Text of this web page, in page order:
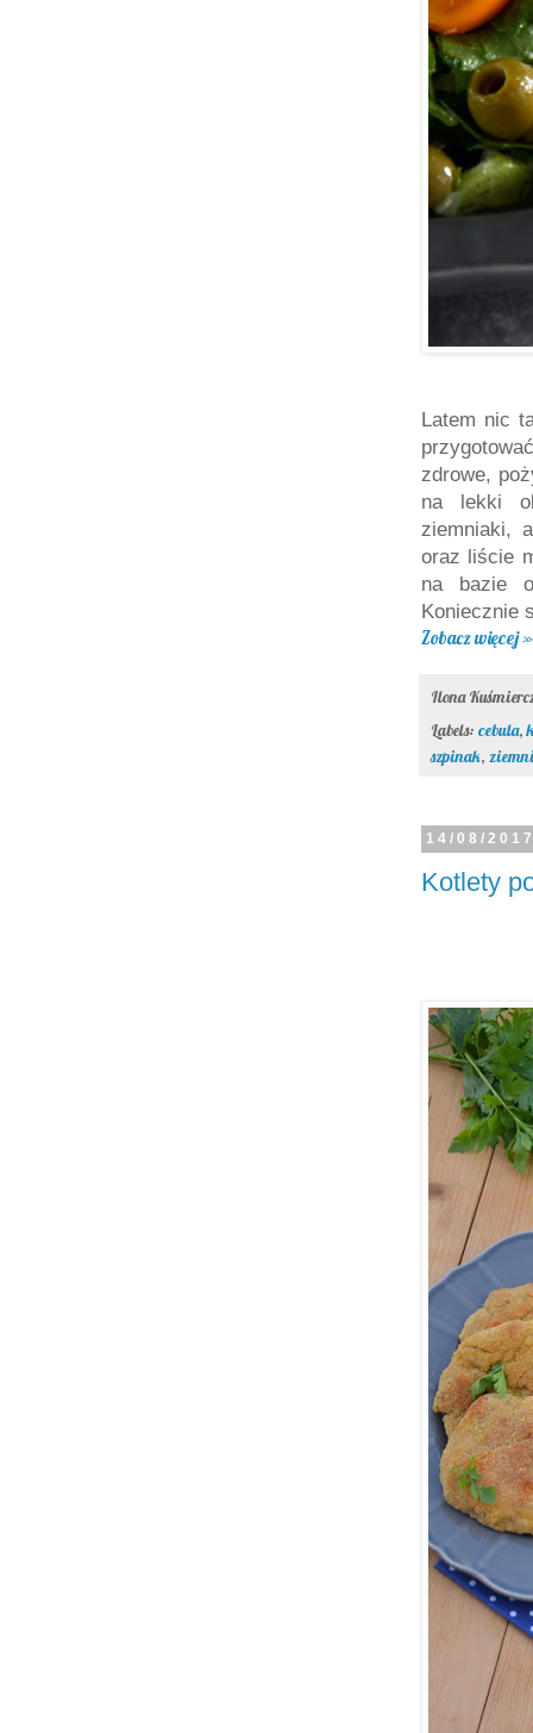
Latem nic
zdrowe,
na lekki
ziemniaki,
oraz liście
na bazie
Koniecznie
Zobacz więcej »
Ilona
Labels: cebula,
szpinak,
14/08/
Kotlety